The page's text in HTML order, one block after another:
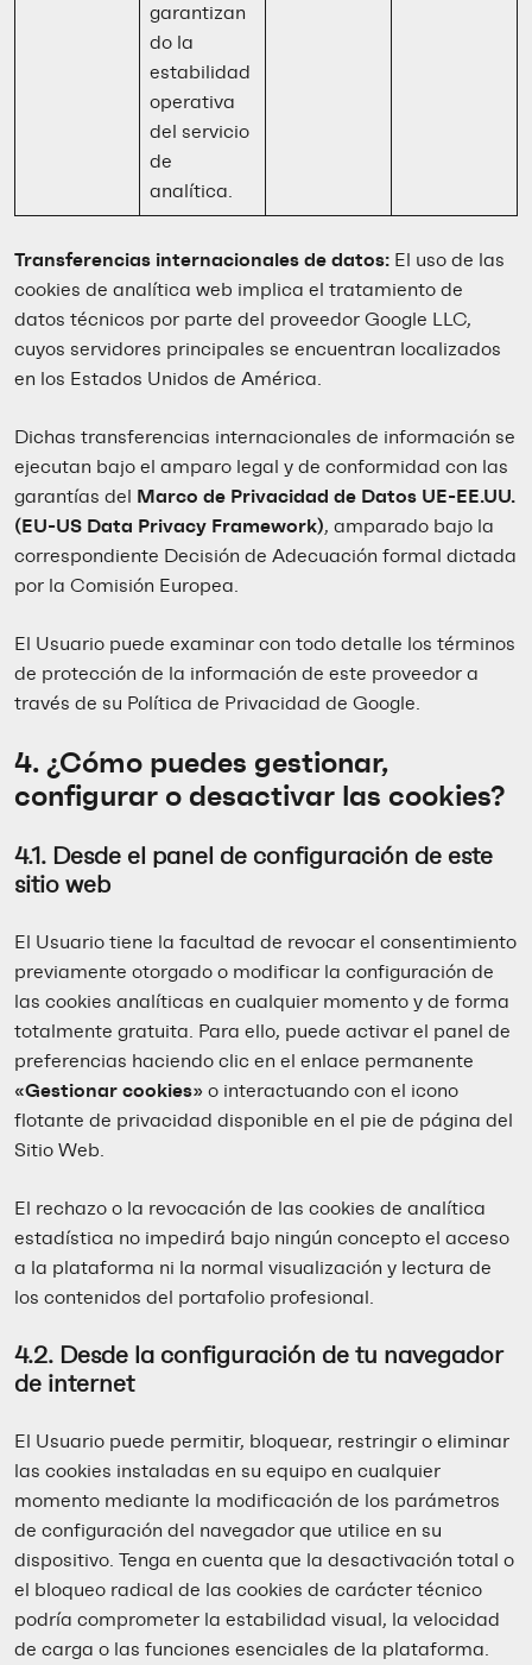
garantizan
do la
estabilidad
operativa
del servicio
de
analítica.
Transferencias internacionales de datos: El uso de las
cookies de analítica web implica el tratamiento de
datos técnicos por parte del proveedor Google LLC,
cuyos servidores principales se encuentran localizados
en los Estados Unidos de América.
Dichas transferencias internacionales de información se
ejecutan bajo el amparo legal y de conformidad con las
garantías del Marco de Privacidad de Datos UE-EE.UU.
(EU-US Data Privacy Framework), amparado bajo la
correspondiente Decisión de Adecuación formal dictada
por la Comisión Europea.
El Usuario puede examinar con todo detalle los términos
de protección de la información de este proveedor a
través de su Política de Privacidad de Google.
4. ¿Cómo puedes gestionar,
configurar o desactivar las cookies?
4.1. Desde el panel de configuración de este
sitio web
El Usuario tiene la facultad de revocar el consentimiento
previamente otorgado o modificar la configuración de
las cookies analíticas en cualquier momento y de forma
totalmente gratuita. Para ello, puede activar el panel de
preferencias haciendo clic en el enlace permanente
«Gestionar cookies» o interactuando con el icono
flotante de privacidad disponible en el pie de página del
Sitio Web.
El rechazo o la revocación de las cookies de analítica
estadística no impedirá bajo ningún concepto el acceso
a la plataforma ni la normal visualización y lectura de
los contenidos del portafolio profesional.
4.2. Desde la configuración de tu navegador
de internet
El Usuario puede permitir, bloquear, restringir o eliminar
las cookies instaladas en su equipo en cualquier
momento mediante la modificación de los parámetros
de configuración del navegador que utilice en su
dispositivo. Tenga en cuenta que la desactivación total o
el bloqueo radical de las cookies de carácter técnico
podría comprometer la estabilidad visual, la velocidad
de carga o las funciones esenciales de la plataforma.